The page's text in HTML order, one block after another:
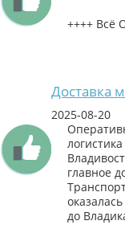
++++ Всё
Доставка
2025-08-20
главное
до